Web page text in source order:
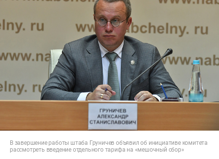
В завершение работы штаба Груничев объявил об инициативе комитета
рассмотреть введение отдельного тарифа на «мешочный сбор»